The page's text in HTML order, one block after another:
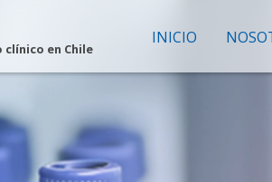
en Chile
INICIO